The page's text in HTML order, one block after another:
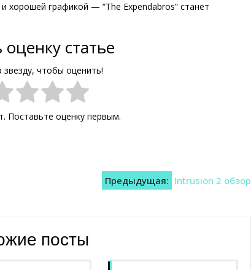
графикой — “The Expendabros” станет
оценку статье
чтобы оценить!
Поставьте оценку первым.
Предыдущая: Intrusion 2 обзор
посты